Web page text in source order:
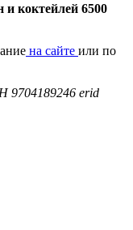
и коктейлей 6500
на сайте или по
9704189246 erid